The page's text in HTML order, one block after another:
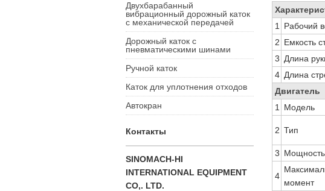
1
Рабочий
2 Емкость
3 Длина
4 Длина
Двигатель
1
Модель
2 Тип
3 Мощность
4
момент
Двухбарабанный
вибрационный дорожный каток
с механической передачей
Дорожный каток с
пневматическими шинами
Ручной каток
Каток для уплотнения отходов
Автокран
Контакты
SINOMACH-HI
INTERNATIONAL EQUIPMENT
CO,. LTD.